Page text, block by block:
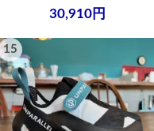
30,910円
15